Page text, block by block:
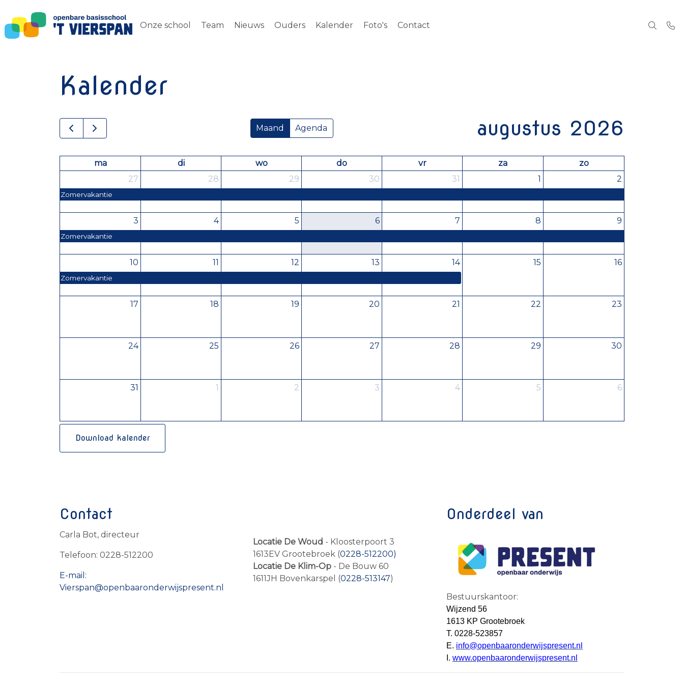
Onze school Team Nieuws Ouders Kalender Foto's Contact
Kalender
Maand Agenda augustus 2026
ma di wo do vr za
zo
27
Zomervakantie
28 29 30 31 1 2
3
Zomervakantie
4 5 6 7 8 9
10
Zomervakantie
11 12 13 14 15 16
17 18 19 20 21 22 23
24 25 26 27 28 29 30
31 1 2 3 4 5 6
Download kalender
Contact
Carla Bot, directeur
Telefoon: 0228-512200
E-mail:
Vierspan@openbaaronderwijspresent.nl
Locatie De Woud - Kloosterpoort 3
1613EV Grootebroek (0228-512200)
Locatie De Klim-Op - De Bouw 60
1611JH Bovenkarspel (0228-513147)
Onderdeel van
Bestuurskantoor:
Wijzend 56
1613 KP Grootebroek
T. 0228-523857
E. info@openbaaronderwijspresent.nl
I. www.openbaaronderwijspresent.nl